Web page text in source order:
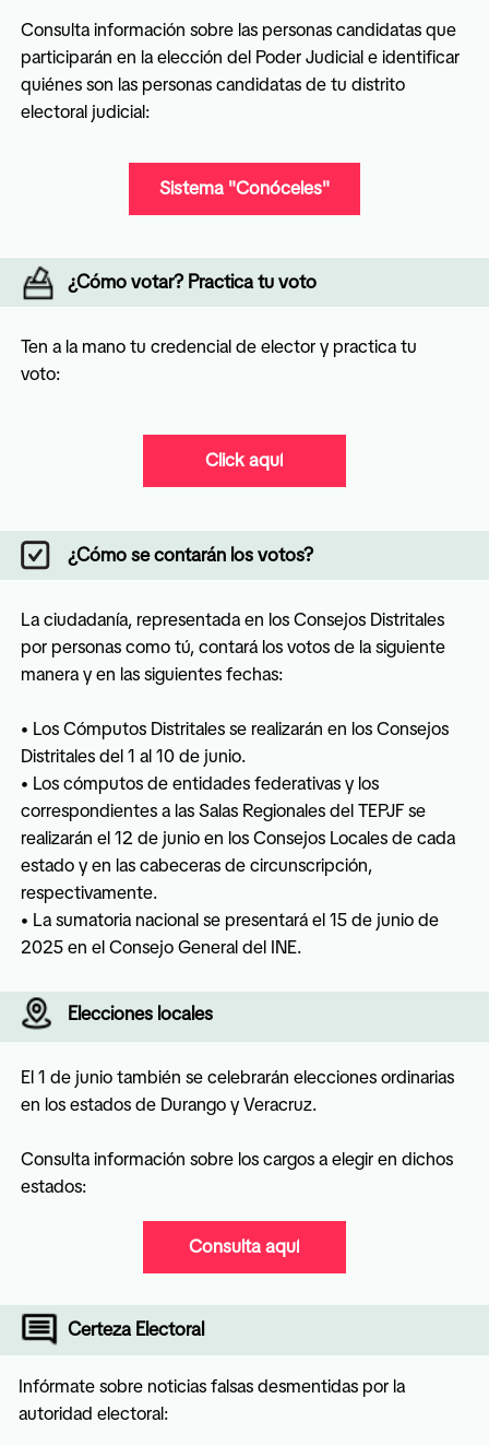
Sistema "Conóceles"
Consulta información sobre las personas candidatas que
participarán en la elección del Poder Judicial e identificar
quiénes son las personas candidatas de tu distrito
electoral judicial:
Click aquí
Ten a la mano tu credencial de elector y practica tu
voto:
¿Cómo votar? Practica tu voto
La ciudadanía, representada en los Consejos Distritales
por personas como tú, contará los votos de la siguiente
manera y en las siguientes fechas:
• Los Cómputos Distritales se realizarán en los Consejos
Distritales del 1 al 10 de junio.
• Los cómputos de entidades federativas y los
correspondientes a las Salas Regionales del TEPJF se
realizarán el 12 de junio en los Consejos Locales de cada
estado y en las cabeceras de circunscripción,
respectivamente.
• La sumatoria nacional se presentará el 15 de junio de
2025 en el Consejo General del INE.
¿Cómo se contarán los votos?
Consulta aquí
El 1 de junio también se celebrarán elecciones ordinarias
en los estados de Durango y Veracruz.
Consulta información sobre los cargos a elegir en dichos
estados:
Elecciones locales
Infórmate sobre noticias falsas desmentidas por la
autoridad electoral:
Certeza Electoral